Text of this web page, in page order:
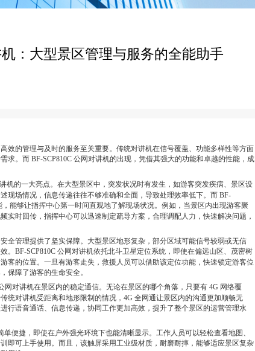
：大型景区管理与服务的全能助手
的管理与及时的服务至关重要。传统对讲机在信号覆盖、功能多样性等方面
求。而 BF-SCP810C 公网对讲机的出现，凭借其强大的功能和卓越的性能，成
机的一大亮点。在大型景区中，突发状况时有发生，如游客突发疾病、景区设
现场情况，信息传递往往不够准确和全面，导致处理效率低下。而 BF-
能够让指挥中心第一时间直观地了解现场状况。例如，当景区内出现游客聚
实时回传，指挥中心可以迅速制定疏导方案，合理调配人力，快速解决问题，
管理提供了坚实保障。大型景区地形复杂，部分区域可能信号较弱或无信
。BF-SCP810C 公网对讲机依托北斗卫星定位系统，即使在偏远山区、茂密树
客的位置。一旦有游客走失，救援人员可以借助该定位功能，快速锁定游客位
保障了游客的生命安全。
网对讲机在景区内的稳定通信。无论在景区的哪个角落，只要有 4G 网络覆
统对讲机受距离和地形限制的情况，4G 全网通让景区内的沟通更加顺畅无
行语音通话、信息传递，协同工作更加高效，提升了整个景区的运营管理水
捷，即使在户外强光环境下也能清晰显示。工作人员可以轻松查看地图、
即可上手使用。而且，该触屏采用工业级材质，耐磨耐摔，能够适应景区复杂